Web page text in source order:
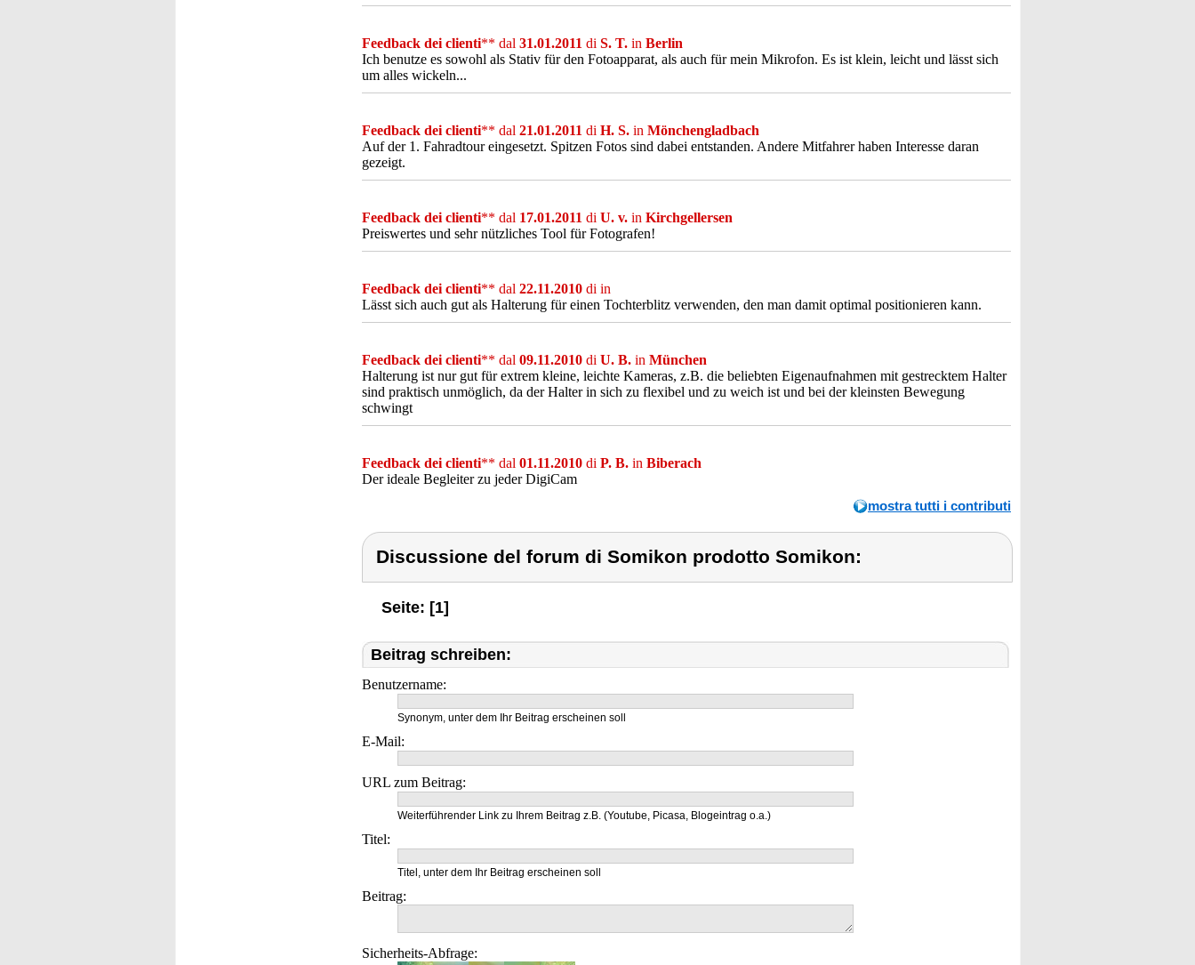
Feedback dei clienti** dal 31.01.2011 di S. T. in Berlin
Ich benutze es sowohl als Stativ für den Fotoapparat, als auch für mein Mikrofon. Es ist klein, leicht und lässt sich
um alles wickeln...
Feedback dei clienti** dal 21.01.2011 di H. S. in Mönchengladbach
Auf der 1. Fahradtour eingesetzt. Spitzen Fotos sind dabei entstanden. Andere Mitfahrer haben Interesse daran
gezeigt.
Feedback dei clienti** dal 17.01.2011 di U. v. in Kirchgellersen
Preiswertes und sehr nützliches Tool für Fotografen!
Feedback dei clienti** dal 22.11.2010 di in
Lässt sich auch gut als Halterung für einen Tochterblitz verwenden, den man damit optimal positionieren kann.
Feedback dei clienti** dal 09.11.2010 di U. B. in München
Halterung ist nur gut für extrem kleine, leichte Kameras, z.B. die beliebten Eigenaufnahmen mit gestrecktem Halter
sind praktisch unmöglich, da der Halter in sich zu flexibel und zu weich ist und bei der kleinsten Bewegung
schwingt
Feedback dei clienti** dal 01.11.2010 di P. B. in Biberach
Der ideale Begleiter zu jeder DigiCam
mostra tutti i contributi
Discussione del forum di Somikon prodotto Somikon:
Seite: [1]
Beitrag schreiben:
Benutzername:
Synonym, unter dem Ihr Beitrag erscheinen soll
E-Mail:
URL zum Beitrag:
Weiterführender Link zu Ihrem Beitrag z.B. (Youtube, Picasa, Blogeintrag o.a.)
Titel:
Titel, unter dem Ihr Beitrag erscheinen soll
Beitrag:
Sicherheits-Abfrage: